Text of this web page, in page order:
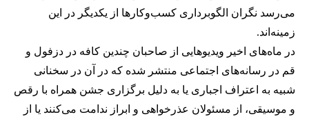
می‌رسد نگران الگوبرداری کسب‌وکارها از یکدیگر در این
زمینه‌اند.
در ماه‌های اخیر ویدیوهایی از صاحبان چندین کافه در دزفول و
قم در رسانه‌های اجتماعی منتشر شده که در آن در سخنانی
شبیه به اعتراف اجباری یا به دلیل برگزاری جشن همراه با رقص
و موسیقی، از مسئولان عذرخواهی و ابراز ندامت می‌کنند یا از